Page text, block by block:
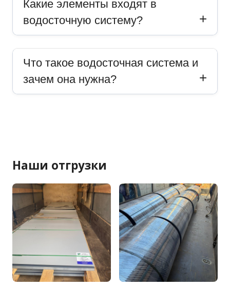
Какие элементы входят в
водосточную систему?
Что такое водосточная система и
зачем она нужна?
Наши отгрузки